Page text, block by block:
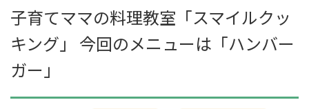
子育てママの料理教室「スマイルクッ
キング」 今回のメニューは「ハンバー
ガー」